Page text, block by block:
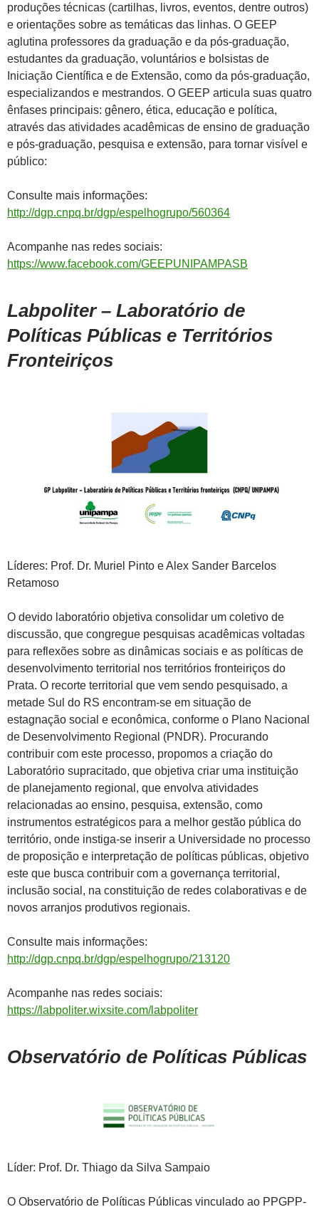
produções técnicas (cartilhas, livros, eventos, dentre outros)
e orientações sobre as temáticas das linhas. O GEEP
aglutina professores da graduação e da pós-graduação,
estudantes da graduação, voluntários e bolsistas de
Iniciação Científica e de Extensão, como da pós-graduação,
especializandos e mestrandos. O GEEP articula suas quatro
ênfases principais: gênero, ética, educação e política,
através das atividades acadêmicas de ensino de graduação
e pós-graduação, pesquisa e extensão, para tornar visível e
público:
Consulte mais informações:
http://dgp.cnpq.br/dgp/espelhogrupo/560364
Acompanhe nas redes sociais:
https://www.facebook.com/GEEPUNIPAMPASB
Labpoliter – Laboratório de
Políticas Públicas e Territórios
Fronteiriços
Líderes: Prof. Dr. Muriel Pinto e Alex Sander Barcelos
Retamoso
O devido laboratório objetiva consolidar um coletivo de
discussão, que congregue pesquisas acadêmicas voltadas
para reflexões sobre as dinâmicas sociais e as políticas de
desenvolvimento territorial nos territórios fronteiriços do
Prata. O recorte territorial que vem sendo pesquisado, a
metade Sul do RS encontram-se em situação de
estagnação social e econômica, conforme o Plano Nacional
de Desenvolvimento Regional (PNDR). Procurando
contribuir com este processo, propomos a criação do
Laboratório supracitado, que objetiva criar uma instituição
de planejamento regional, que envolva atividades
relacionadas ao ensino, pesquisa, extensão, como
instrumentos estratégicos para a melhor gestão pública do
território, onde instiga-se inserir a Universidade no processo
de proposição e interpretação de políticas públicas, objetivo
este que busca contribuir com a governança territorial,
inclusão social, na constituição de redes colaborativas e de
novos arranjos produtivos regionais.
Consulte mais informações:
http://dgp.cnpq.br/dgp/espelhogrupo/213120
Acompanhe nas redes sociais:
https://labpoliter.wixsite.com/labpoliter
Observatório de Políticas Públicas
Líder: Prof. Dr. Thiago da Silva Sampaio
O Observatório de Políticas Públicas vinculado ao PPGPP-